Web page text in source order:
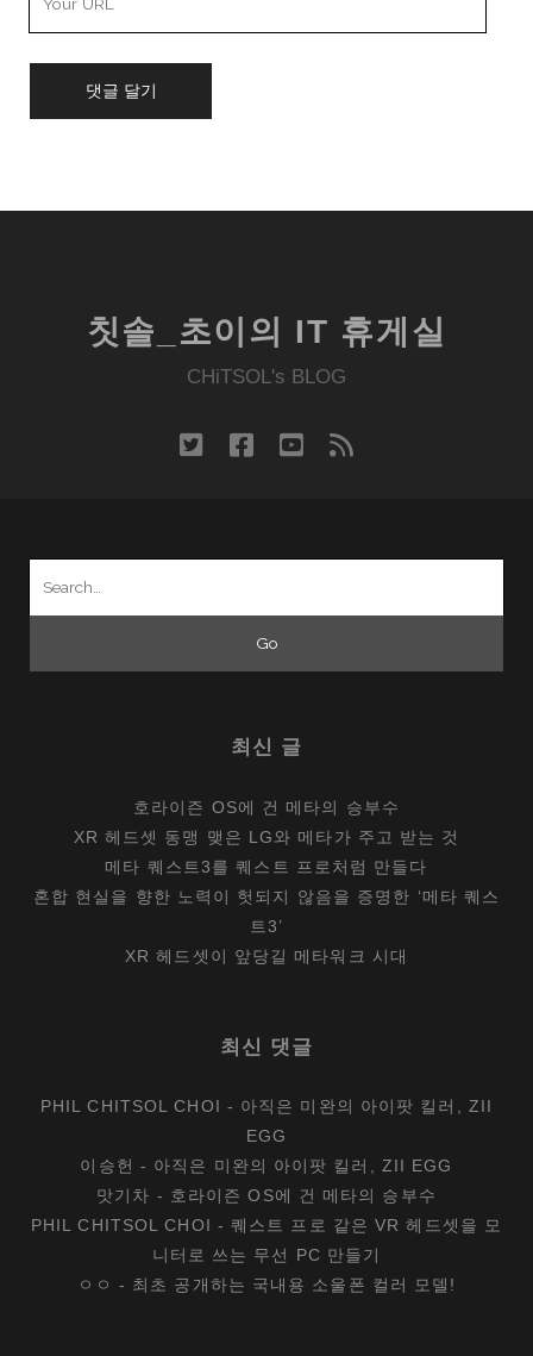
칫솔_초이의 IT 휴게실
CHiTSOL's BLOG
twitterfacebook
youtube
rss
최신 글
호라이즌 OS에 건 메타의 승부수
XR 헤드셋 동맹 맺은 LG와 메타가 주고 받는 것
메타 퀘스트3를 퀘스트 프로처럼 만들다
혼합 현실을 향한 노력이 헛되지 않음을 증명한 ‘메타 퀘스
트3’
XR 헤드셋이 앞당길 메타워크 시대
최신 댓글
PHIL CHITSOL CHOI - 아직은 미완의 아이팟 킬러, ZII
EGG
이승헌 - 아직은 미완의 아이팟 킬러, ZII EGG
맛기차 - 호라이즌 OS에 건 메타의 승부수
PHIL CHITSOL CHOI -퀘스트 프로 같은 VR 헤드셋을 모
니터로 쓰는 무선 PC 만들기
ㅇㅇ - 최초 공개하는 국내용 소울폰 컬러 모델!